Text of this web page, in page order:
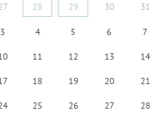
28 29 30 31
3 4 5 6 7
11 12 13 14
18 19 20 21
25 26 27 28